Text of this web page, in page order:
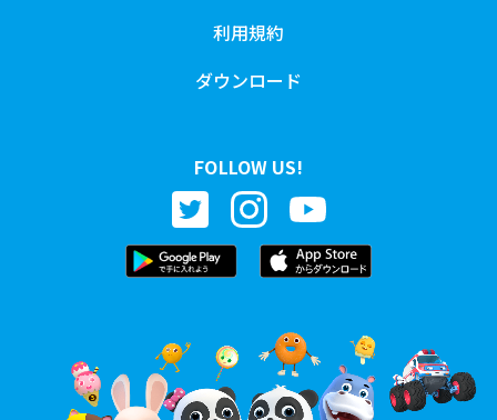
利用規約
ダウンロード
FOLLOW US!